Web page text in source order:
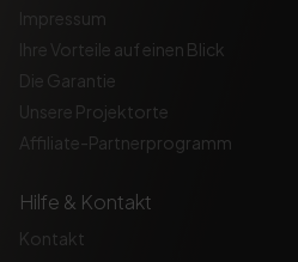
Impressum
Ihre Vorteile auf einen Blick
Die Garantie
Unsere Projektorte
Affiliate-Partnerprogramm
Hilfe & Kontakt
Kontakt